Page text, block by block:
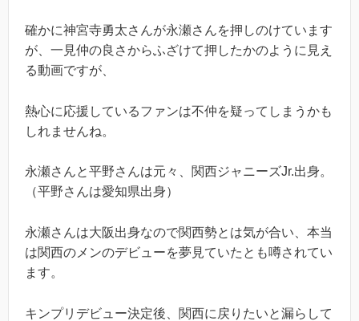
確かに神宮寺勇太さんが永瀬さんを押しのけています
が、一見仲の良さからふざけて押したかのように見え
る動画ですが、
熱心に応援しているファンは不仲を疑ってしまうかも
しれませんね。
永瀬さんと平野さんは元々、関西ジャニーズJr.出身。
（平野さんは愛知県出身）
永瀬さんは大阪出身なので関西勢とは気が合い、本当
は関西のメンのデビューを夢見ていたとも噂されてい
ます。
キンプリデビュー決定後、関西に戻りたいと漏らして